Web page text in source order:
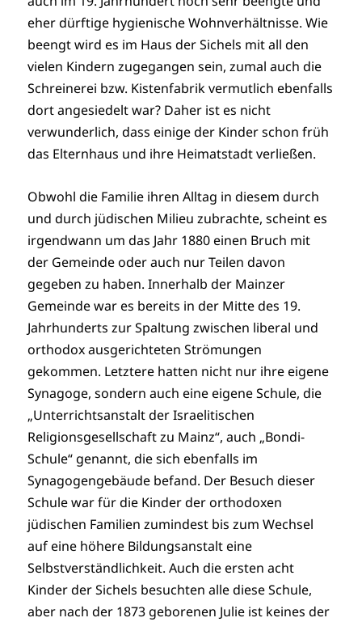
eher dürftige hygienische Wohnverhältnisse. Wie
beengt wird es im Haus der Sichels mit all den
vielen Kindern zugegangen sein, zumal auch die
Schreinerei bzw. Kistenfabrik vermutlich ebenfalls
dort angesiedelt war? Daher ist es nicht
verwunderlich, dass einige der Kinder schon früh
das Elternhaus und ihre Heimatstadt verließen.
Obwohl die Familie ihren Alltag in diesem durch
und durch jüdischen Milieu zubrachte, scheint es
irgendwann um das Jahr 1880 einen Bruch mit
der Gemeinde oder auch nur Teilen davon
gegeben zu haben. Innerhalb der Mainzer
Gemeinde war es bereits in der Mitte des 19.
Jahrhunderts zur Spaltung zwischen liberal und
orthodox ausgerichteten Strömungen
gekommen. Letztere hatten nicht nur ihre eigene
Synagoge, sondern auch eine eigene Schule, die
„Unterrichtsanstalt der Israelitischen
Religionsgesellschaft zu Mainz“, auch „Bondi-
Schule“ genannt, die sich ebenfalls im
Synagogengebäude befand. Der Besuch dieser
Schule war für die Kinder der orthodoxen
jüdischen Familien zumindest bis zum Wechsel
auf eine höhere Bildungsanstalt eine
Selbstverständlichkeit. Auch die ersten acht
Kinder der Sichels besuchten alle diese Schule,
aber nach der 1873 geborenen Julie ist keines der